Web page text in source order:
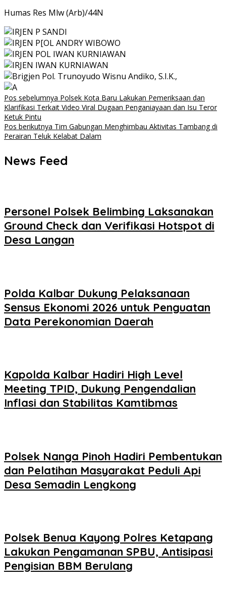
Humas Res Mlw (Arb)/44N
Navigasi
pos
Pos sebelumnya Polsek Kota Baru Lakukan Pemeriksaan dan
Klarifikasi Terkait Video Viral Dugaan Penganiayaan dan Isu Teror
Ketuk Pintu
Pos berikutnya Tim Gabungan Menghimbau Aktivitas Tambang di
Perairan Teluk Kelabat Dalam
News Feed
Personel Polsek Belimbing Laksanakan
Ground Check dan Verifikasi Hotspot di
Desa Langan
Polda Kalbar Dukung Pelaksanaan
Sensus Ekonomi 2026 untuk Penguatan
Data Perekonomian Daerah
Kapolda Kalbar Hadiri High Level
Meeting TPID, Dukung Pengendalian
Inflasi dan Stabilitas Kamtibmas
Polsek Nanga Pinoh Hadiri Pembentukan
dan Pelatihan Masyarakat Peduli Api
Desa Semadin Lengkong
Polsek Benua Kayong Polres Ketapang
Lakukan Pengamanan SPBU, Antisipasi
Pengisian BBM Berulang